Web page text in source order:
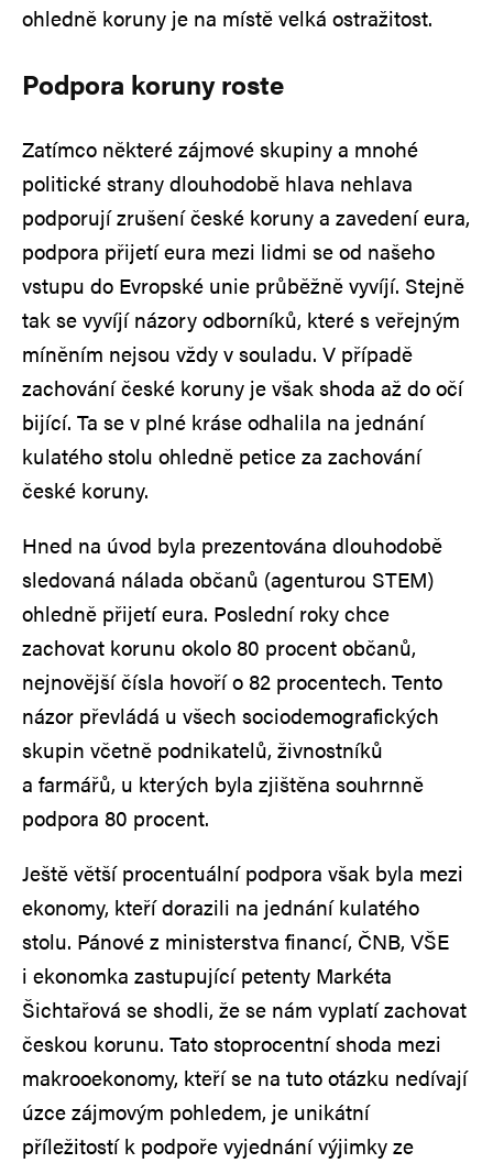
ohledně koruny je na místě velká ostražitost.
Podpora koruny roste
Zatímco některé zájmové skupiny a mnohé
politické strany dlouhodobě hlava nehlava
podporují zrušení české koruny a zavedení eura,
podpora přijetí eura mezi lidmi se od našeho
vstupu do Evropské unie průběžně vyvíjí. Stejně
tak se vyvíjí názory odborníků, které s veřejným
míněním nejsou vždy v souladu. V případě
zachování české koruny je však shoda až do očí
bijící. Ta se v plné kráse odhalila na jednání
kulatého stolu ohledně petice za zachování
české koruny.
Hned na úvod byla prezentována dlouhodobě
sledovaná nálada občanů (agenturou STEM)
ohledně přijetí eura. Poslední roky chce
zachovat korunu okolo 80 procent občanů,
nejnovější čísla hovoří o 82 procentech. Tento
názor převládá u všech sociodemografických
skupin včetně podnikatelů, živnostníků
a farmářů, u kterých byla zjištěna souhrnně
podpora 80 procent.
Ještě větší procentuální podpora však byla mezi
ekonomy, kteří dorazili na jednání kulatého
stolu. Pánové z ministerstva financí, ČNB, VŠE
i ekonomka zastupující petenty Markéta
Šichtařová se shodli, že se nám vyplatí zachovat
českou korunu. Tato stoprocentní shoda mezi
makrooekonomy, kteří se na tuto otázku nedívají
úzce zájmovým pohledem, je unikátní
příležitostí k podpoře vyjednání výjimky ze